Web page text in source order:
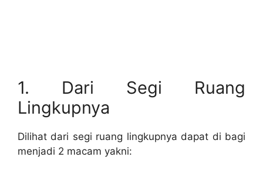
1. Dari Segi Ruang
Lingkupnya
Dilihat dari segi ruang lingkupnya dapat di bagi
menjadi 2 macam yakni: